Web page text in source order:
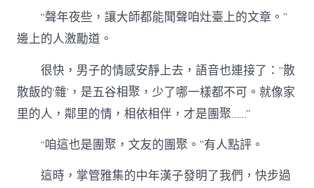
“聲年夜些，讓大師都能聞聲咱灶臺上的文章。”
邊上的人激勵道。
很快，男子的情感安靜上去，語音也連接了：“散
散飯的‘雜’，是五谷相聚，少了哪一樣都不可。就像家
里的人，鄰里的情，相依相伴，才是團聚……”
“咱這也是團聚，文友的團聚。”有人點評。
這時，掌管雅集的中年漢子發明了我們，快步過